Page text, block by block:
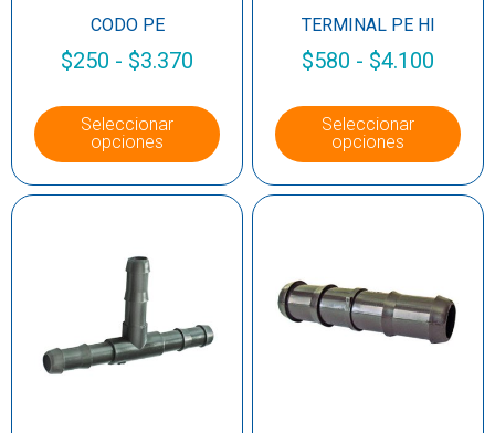
CODO PE
$250 - $3.370
Seleccionar
opciones
TERMINAL PE HI
$580 - $4.100
Seleccionar
opciones